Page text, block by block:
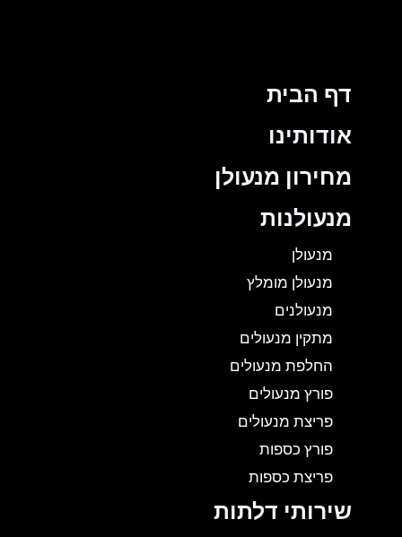
דף הבית
אודותינו
מחירון מנעולן
מנעולנות
מנעולן
מנעולן מומלץ
מנעולנים
מתקין מנעולים
החלפת מנעולים
פורץ מנעולים
פריצת מנעולים
פורץ כספות
פריצת כספות
שירותי דלתות